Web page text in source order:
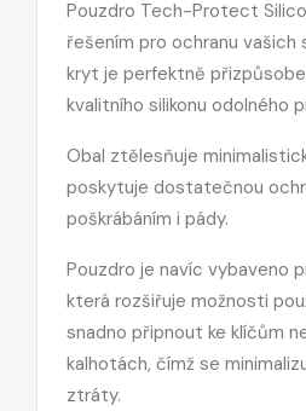
Pouzdro Tech-Protect
řešením pro ochranu vašich
kryt je perfektně
kvalitního silikonu odolného
Obal ztělesňuje
poskytuje dostatečnou
poškrábáním i pády.
Pouzdro je navíc vybaveno
která rozšiřuje možnosti
snadno připnout ke klíčům
kalhotách, čímž se
ztráty.